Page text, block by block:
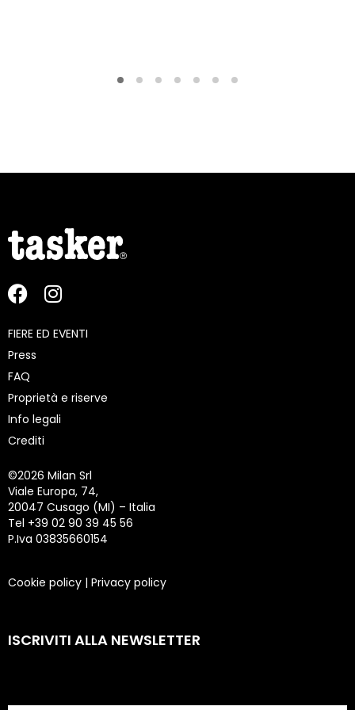
FIERE ED EVENTI
Press
FAQ
Proprietà e riserve
Info legali
Crediti
©2026 Milan Srl
Viale Europa, 74,
20047 Cusago (MI) – Italia
Tel +39 02 90 39 45 56
P.Iva 03835660154
Cookie policy | Privacy policy
ISCRIVITI ALLA NEWSLETTER